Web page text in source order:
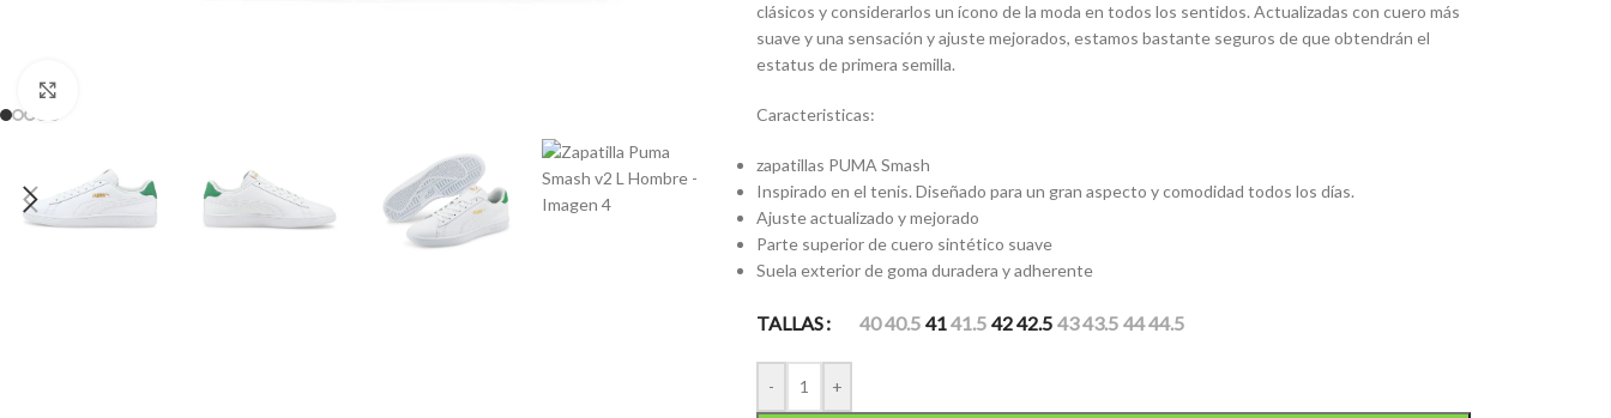
clásicos y considerarlos un ícono de la moda en todos los sentidos. Actualizadas con cuero más
suave y una sensación y ajuste mejorados, estamos bastante seguros de que obtendrán el
estatus de primera semilla.
Caracteristicas:
zapatillas PUMA Smash
Inspirado en el tenis. Diseñado para un gran aspecto y comodidad todos los días.
Ajuste actualizado y mejorado
Parte superior de cuero sintético suave
Suela exterior de goma duradera y adherente
TALLAS 4040.5 4141.5 4242.5 4343.5 4444.5
- +